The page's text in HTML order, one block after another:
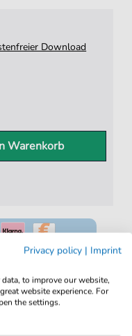
Download
Warenkorb
Privacy policy | Imprint
to improve our website,
website experience. For
the settings.